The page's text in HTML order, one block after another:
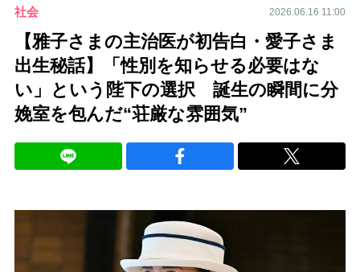
社会 2026.06.16 11:00
【雅子さまの主治医が初告白・愛子さま
出生秘話】「性別を知らせる必要はな
い」という陛下の選択 誕生の瞬間に分
娩室を包んだ“荘厳な雰囲気”